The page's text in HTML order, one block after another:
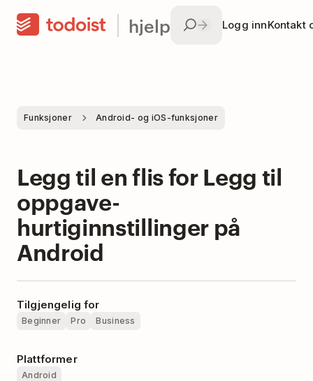
hjelp Logg innKontakt
Funksjoner Android- og iOS-funksjoner
Legg til en flis for Legg til
oppgave-
hurtiginnstillinger på
Android
Tilgjengelig for
Beginner Pro Business
Plattformer
Android